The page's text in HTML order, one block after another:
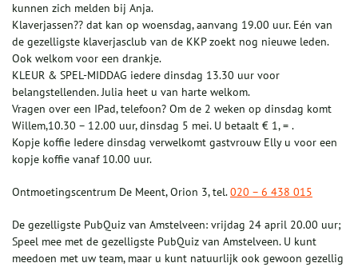
kunnen zich melden bij Anja.
Klaverjassen?? dat kan op woensdag, aanvang 19.00 uur. Eén van
de gezelligste klaverjasclub van de KKP zoekt nog nieuwe leden.
Ook welkom voor een drankje.
KLEUR & SPEL-MIDDAG iedere dinsdag 13.30 uur voor
belangstellenden. Julia heet u van harte welkom.
Vragen over een IPad, telefoon? Om de 2 weken op dinsdag komt
Willem,10.30 – 12.00 uur, dinsdag 5 mei. U betaalt € 1, = .
Kopje koffie Iedere dinsdag verwelkomt gastvrouw Elly u voor een
kopje koffie vanaf 10.00 uur.
Ontmoetingscentrum De Meent, Orion 3, tel.020 – 6 438 015
De gezelligste PubQuiz van Amstelveen: vrijdag 24 april 20.00 uur;
Speel mee met de gezelligste PubQuiz van Amstelveen. U kunt
meedoen met uw team, maar u kunt natuurlijk ook gewoon gezellig